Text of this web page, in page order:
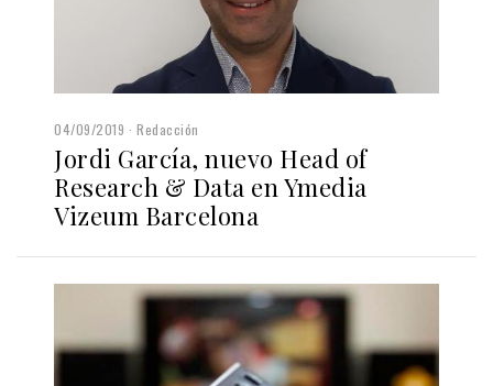
04/09/2019 Redacción
Jordi García, nuevo Head of
Research & Data en Ymedia
Vizeum Barcelona